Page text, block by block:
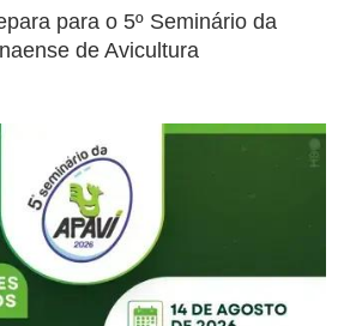
para o 5º Seminário da
de Avicultura